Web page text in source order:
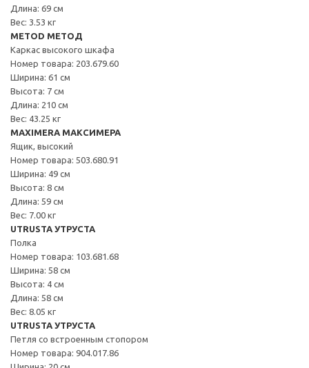
Длина: 69 см
Вес: 3.53 кг
METOD МЕТОД
Каркас высокого шкафа
Номер товара: 203.679.60
Ширина: 61 см
Высота: 7 см
Длина: 210 см
Вес: 43.25 кг
MAXIMERA МАКСИМЕРА
Ящик, высокий
Номер товара: 503.680.91
Ширина: 49 см
Высота: 8 см
Длина: 59 см
Вес: 7.00 кг
UTRUSTA УТРУСТА
Полка
Номер товара: 103.681.68
Ширина: 58 см
Высота: 4 см
Длина: 58 см
Вес: 8.05 кг
UTRUSTA УТРУСТА
Петля со встроенным стопором
Номер товара: 904.017.86